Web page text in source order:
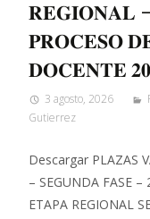
𝐑𝐄𝐆𝐈𝐎𝐍𝐀𝐋
𝐏𝐑𝐎𝐂𝐄𝐒𝐎
𝐃𝐎𝐂𝐄𝐍𝐓𝐄
3 agosto, 2026
Gutierrez
Descargar PLAZAS
– SEGUNDA FASE
ETAPA REGIONAL